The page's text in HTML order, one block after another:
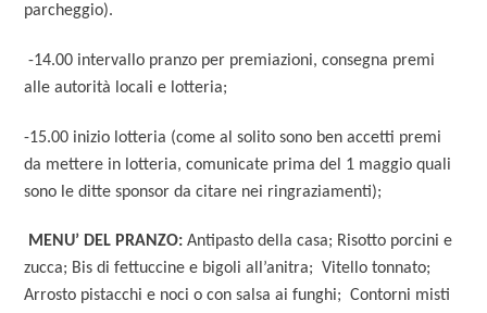
parcheggio).
-14.00 intervallo pranzo per premiazioni, consegna premi
alle autorità locali e lotteria;
-15.00 inizio lotteria (come al solito sono ben accetti premi
da mettere in lotteria, comunicate prima del 1 maggio quali
sono le ditte sponsor da citare nei ringraziamenti);
MENU’ DEL PRANZO: Antipasto della casa; Risotto porcini e
zucca; Bis di fettuccine e bigoli all’anitra; Vitello tonnato;
Arrosto pistacchi e noci o con salsa ai funghi; Contorni misti